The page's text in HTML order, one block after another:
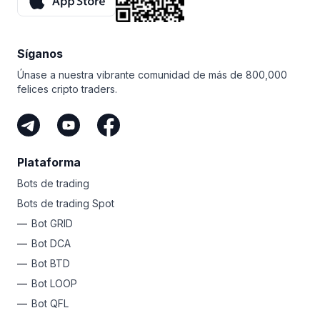
increíble oportunidad para probar el terminal
Síganos
Únase a nuestra vibrante comunidad de más de 800,000
felices cripto traders.
Plataforma
Bots de trading
Bots de trading Spot
Bot GRID
Bot DCA
Bot BTD
Bot LOOP
Bot QFL